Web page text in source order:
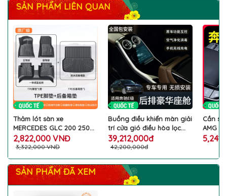
SẢN PHẨM LIÊN QUAN
Thảm lót sàn xe
MERCEDES GLC 200 250
300 260 350 cao su TPE
chống thấm nước trang trí
thất ô tô MERCEDES cao
cấp
2,822,000 VNĐ
3,322,000 VNĐ
Buồng điều khiển màn giải
trí cửa gió điều hòa lọc
khí phía sau xe MERCEDES
E Class trang trí làm đẹp
đẳng cấp
39,212,000đ
42,200,000đ
Cần số
AMG
GLC
logo
đẳng
SẢN PHẨM ĐÃ XEM